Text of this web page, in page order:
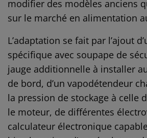
modifier des modèles anciens
sur le marché en alimentation
L’adaptation se fait par l’ajout
spécifique avec soupape de
jauge additionnelle à installer
de bord, d’un vapodétendeur
la pression de stockage à celle
le moteur, de différentes
calculateur électronique